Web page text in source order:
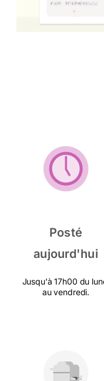
Posté
aujourd'hui
Jusqu'à 17h00 du
au vendredi.